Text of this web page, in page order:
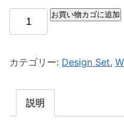
お買い物カゴに追加
カテゴリー: Design Set,
説明